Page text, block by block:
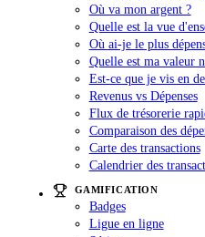
Où va mon argent ?
Quelle est la vue
Où ai-je le plus
Quelle est ma valeur
Est-ce que je vis en
Revenus vs Dépenses
Flux de trésorerie
Comparaison des
Carte des transactions
Calendrier des
GAMIFICATION
Badges
Ligue en ligne